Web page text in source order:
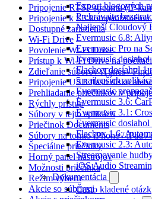
Export blogových
Prehrávajte
Najlepší Cloudový
Evermusic 6.8:
Evermusic Pro na
Evermusic
Flacbox dosiahol 1
5 najlepších
Evermusic
Evermusic 3.6:
Evermusic 3.1:
Evermusic
Flacbox 1.6:
Evermusic 2.3:
Streamovanie
iOS Audio
Dokumentácia
Často kladené
Pripojenie RTSP streamu (IP
Pripojenie k S3-
Dostupné zariadenia
Wi-Fi Drive
Povolenie Wi-Fi Drive
Prístup k Wi-Fi Drive na počítači
Zdieľanie súborov iTunes /
Pripojenie USB flash disku
Prehliadanie priečinkov v
Rýchly prístup
Súbory v tejto aplikácii
Priečinok Documents
Súbory na tomto iPhone / iPad /
Špeciálne priečinky
Horný panel nástrojov
Možnosti priečinka
Režim výberu
Akcie so súbormi